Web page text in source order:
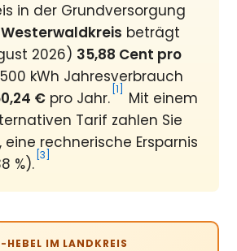
in der Grundversorgung
Westerwaldkreis beträgt
2026) 35,88 Cent pro
kWh Jahresverbrauch
€ pro Jahr. [1]
Mit einem
Tarif zahlen Sie
, eine rechnerische Ersparnis
%). [3]
IM LANDKREIS W